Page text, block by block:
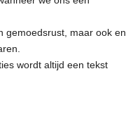
gemoedsrust, maar ook en
wordt altijd een tekst